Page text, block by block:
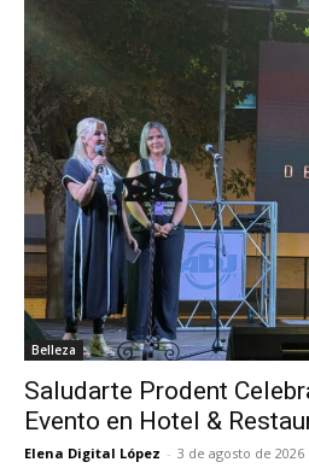
Belleza
Saludarte Prodent
Evento en Hotel &
Elena Digital López - 3 de agosto de 2026